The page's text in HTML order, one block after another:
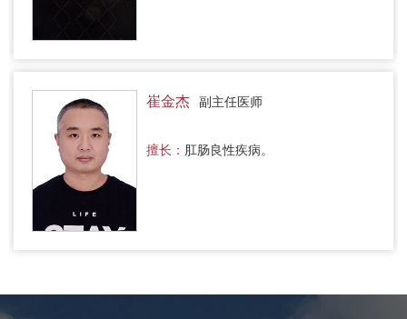
崔金杰 副主任医师
擅长： 肛肠良性疾病。